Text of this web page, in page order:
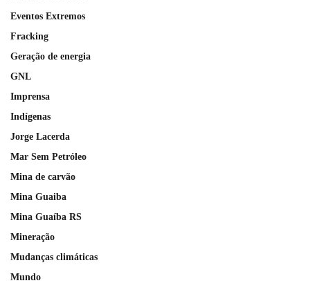
Eventos Extremos
Fracking
Geração de energia
GNL
Imprensa
Indígenas
Jorge Lacerda
Mar Sem Petróleo
Mina de carvão
Mina Guaiba
Mina Guaíba RS
Mineração
Mudanças climáticas
Mundo